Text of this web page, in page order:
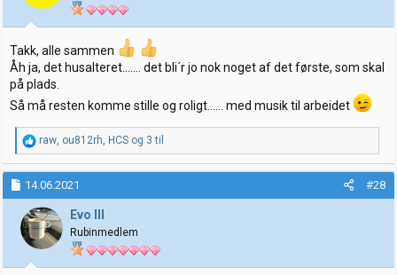
e
r
Takk, alle sammen
Åh ja, det husalteret....... det bli´r jo nok noget af det første, som skal
på plads.
Så må resten komme stille og roligt...... med musik til arbeidet
R
e
a
k
s
j
o
n
e
r
raw, ou812rh, HCS og 3 til
14.06.2021 #28
Evo III
Rubinmedlem